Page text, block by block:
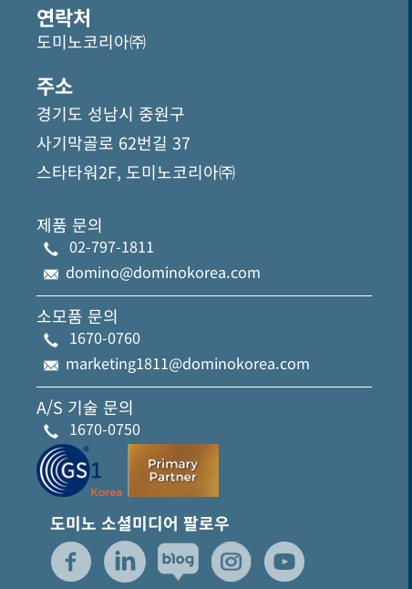
연락처
도미노코리아㈜
주소
경기도 성남시 중원구
사기막골로 62번길 37
스타타워2F, 도미노코리아㈜
제품 문의
02-797-1811
domino@dominokorea.com
소모품 문의
1670-0760
marketing1811@dominokorea.com
A/S 기술 문의
1670-0750
도미노 소셜미디어 팔로우